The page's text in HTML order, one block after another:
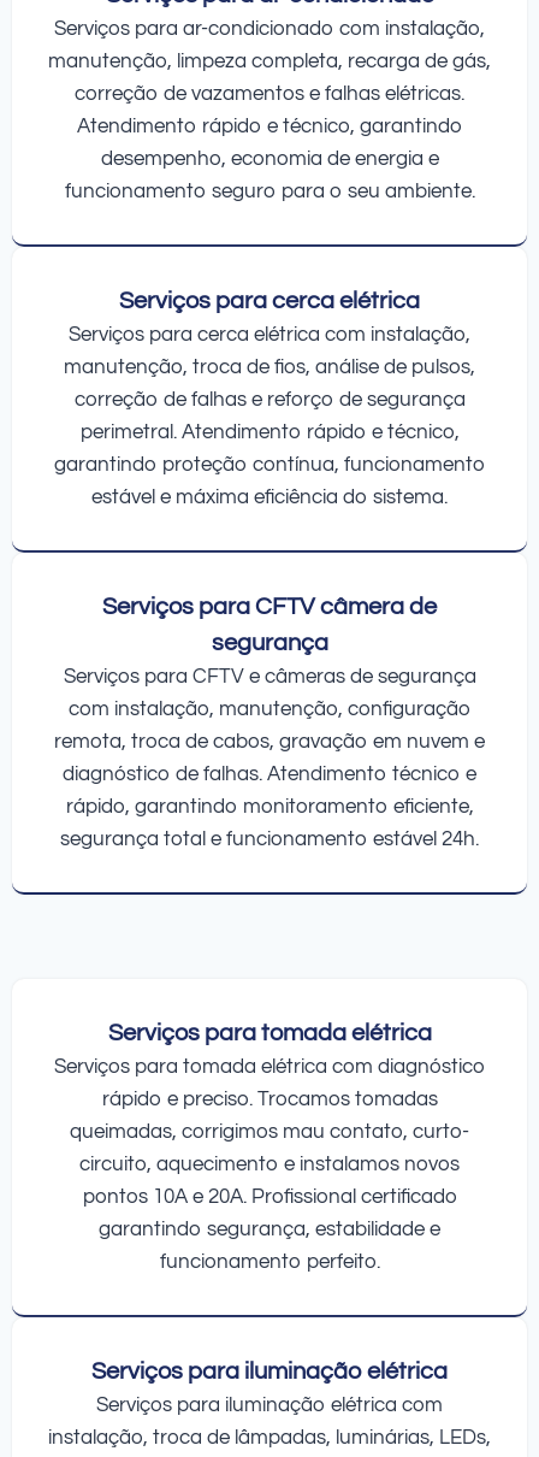
Serviços para ar-condicionado com instalação,
manutenção, limpeza completa, recarga de gás,
correção de vazamentos e falhas elétricas.
Atendimento rápido e técnico, garantindo
desempenho, economia de energia e
funcionamento seguro para o seu ambiente.
Serviços para cerca elétrica
Serviços para cerca elétrica com instalação,
manutenção, troca de fios, análise de pulsos,
correção de falhas e reforço de segurança
perimetral. Atendimento rápido e técnico,
garantindo proteção contínua, funcionamento
estável e máxima eficiência do sistema.
Serviços para CFTV câmera de
segurança
Serviços para CFTV e câmeras de segurança
com instalação, manutenção, configuração
remota, troca de cabos, gravação em nuvem e
diagnóstico de falhas. Atendimento técnico e
rápido, garantindo monitoramento eficiente,
segurança total e funcionamento estável 24h.
Serviços para tomada elétrica
Serviços para tomada elétrica com diagnóstico
rápido e preciso. Trocamos tomadas
queimadas, corrigimos mau contato, curto-
circuito, aquecimento e instalamos novos
pontos 10A e 20A. Profissional certificado
garantindo segurança, estabilidade e
funcionamento perfeito.
Serviços para iluminação elétrica
Serviços para iluminação elétrica com
instalação, troca de lâmpadas, luminárias, LEDs,